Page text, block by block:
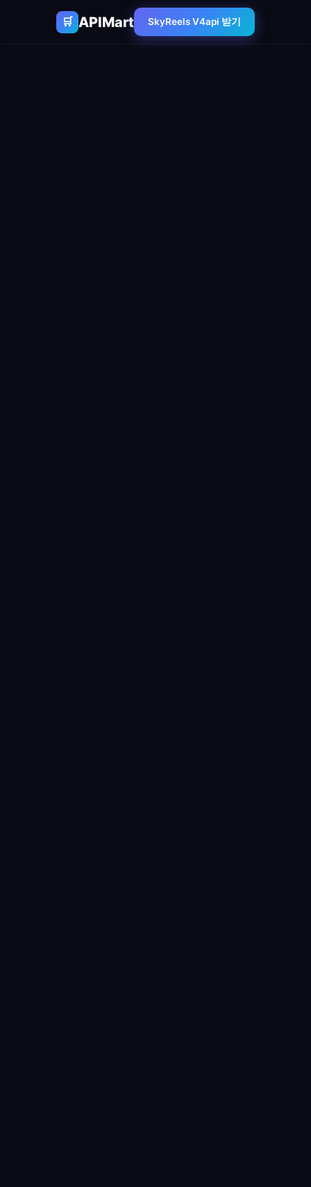
🛒 APIMart SkyReels V4api 받기